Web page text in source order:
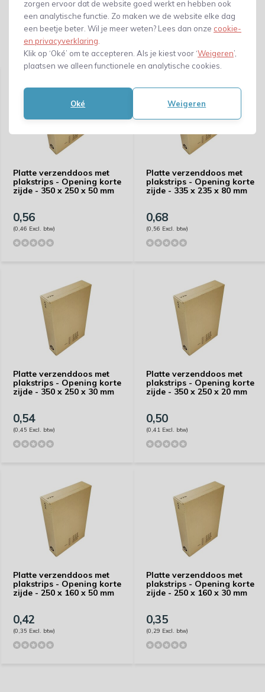
zorgen ervoor dat de website goed werkt en hebben ook
een analytische functie. Zo maken we de website elke dag
een beetje beter. Wil je meer weten? Lees dan onze cookie-
en privacyverklaring
Klik op ‘Oké’ om te accepteren. Als je kiest voor ‘Weigeren’,
plaatsen we alleen functionele en analytische cookies.
Oké Weigeren
Gerelateerde producten
Platte verzenddoos met
plakstrips - Opening korte
zijde - 350 x 250 x 50 mm
0,56
(0,46 Excl. btw)
Platte verzenddoos met
plakstrips - Opening korte
zijde - 335 x 235 x 80 mm
0,68
(0,56 Excl. btw)
Platte verzenddoos met
plakstrips - Opening korte
zijde - 350 x 250 x 30 mm
0,54
(0,45 Excl. btw)
Platte verzenddoos met
plakstrips - Opening korte
zijde - 350 x 250 x 20 mm
0,50
(0,41 Excl. btw)
Platte verzenddoos met
plakstrips - Opening korte
zijde - 250 x 160 x 50 mm
0,42
(0,35 Excl. btw)
Platte verzenddoos met
plakstrips - Opening korte
zijde - 250 x 160 x 30 mm
0,35
(0,29 Excl. btw)